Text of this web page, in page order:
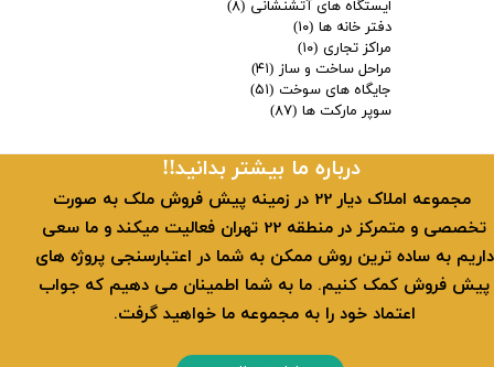
ایستگاه های آتشنشانی (۸)
دفتر خانه ها (۱۰)
مراکز تجاری (۱۰)
مراحل ساخت و ساز (۴۱)
جایگاه های سوخت (۵۱)
سوپر مارکت ها (۸۷)
​​درباره ما بیشتر بدانید!!
​ مجموعه املاک دیار 22 در زمینه پیش فروش ملک به صورت
تخصصی و متمرکز در منطقه 22 تهران فعالیت میکند و ما سعی
داریم به ساده ترین روش ممکن به شما در اعتبارسنجی پروژه های
پیش فروش کمک کنیم. ما به شما اطمینان می دهیم که جواب
اعتماد خود را به مجموعه ما خواهید گرفت.